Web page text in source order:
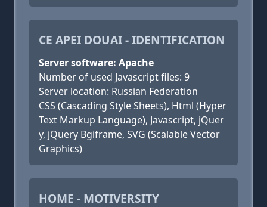
CE APEI DOUAI - IDENTIFICATION
Server software: Apache
Number of used Javascript files: 9
Server location: Russian Federation
CSS (Cascading Style Sheets), Html (Hyper
Text Markup Language), Javascript, jQuer
y, jQuery Bgiframe, SVG (Scalable Vector
Graphics)
HOME - MOTIVERSITY